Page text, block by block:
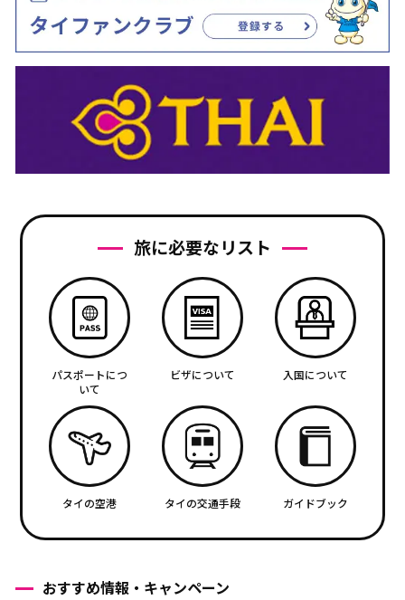
旅に必要なリスト
パスポートにつ
いて
ビザについて 入国について
タイの空港 タイの交通手段 ガイドブック
おすすめ情報・キャンペーン